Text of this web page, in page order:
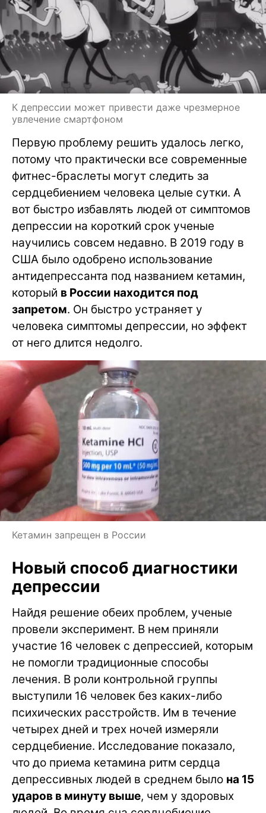
К депрессии может привести даже чрезмерное
увлечение смартфоном
Первую проблему решить удалось легко,
потому что практически все современные
фитнес-браслеты могут следить за
сердцебиением человека целые сутки. А
вот быстро избавлять людей от симптомов
депрессии на короткий срок ученые
научились совсем недавно. В 2019 году в
США было одобрено использование
антидепрессанта под названием кетамин,
который в России находится под
запретом. Он быстро устраняет у
человека симптомы депрессии, но эффект
от него длится недолго.
Кетамин запрещен в России
Новый способ диагностики
депрессии
Найдя решение обеих проблем, ученые
провели эксперимент. В нем приняли
участие 16 человек с депрессией, которым
не помогли традиционные способы
лечения. В роли контрольной группы
выступили 16 человек без каких-либо
психических расстройств. Им в течение
четырех дней и трех ночей измеряли
сердцебиение. Исследование показало,
что до приема кетамина ритм сердца
депрессивных людей в среднем было на 15
ударов в минуту выше, чем у здоровых